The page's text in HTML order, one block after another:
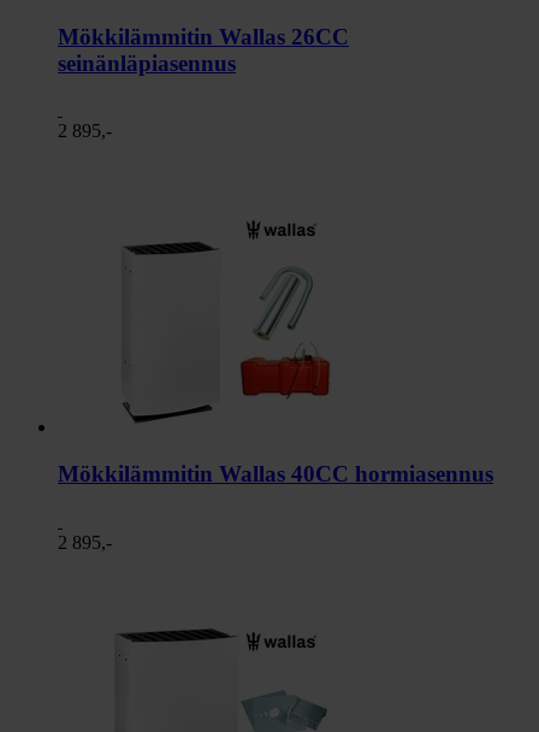
Mökkilämmitin Wallas 26CC
seinänläpiasennus
2 895,-
Mökkilämmitin Wallas 40CC hormiasennus
2 895,-